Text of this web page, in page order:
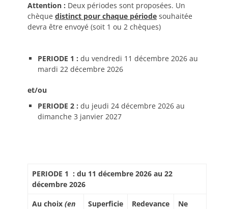
Attention : Deux périodes sont proposées. Un
chèque distinct pour chaque période souhaitée
devra être envoyé (soit 1 ou 2 chèques)
PERIODE 1 : du vendredi 11 décembre 2026 au
mardi 22 décembre 2026
et/ou
PERIODE 2 : du jeudi 24 décembre 2026 au
dimanche 3 janvier 2027
PERIODE 1 : du 11 décembre 2026 au 22
décembre 2026
Au choix (en
Superficie
Redevance
Ne